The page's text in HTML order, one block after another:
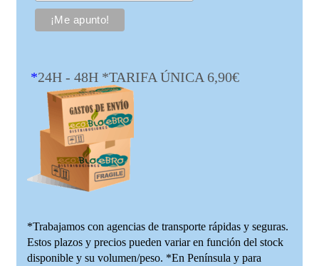
*24H - 48H *TARIFA ÚNICA 6,90€
*Trabajamos con agencias de transporte rápidas y seguras.
Estos plazos y precios pueden variar en función del stock
disponible y su volumen/peso. *En Península y para